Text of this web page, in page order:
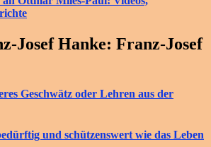
Josef Hanke: Franz-Josef
Geschwätz oder Lehren aus der
und schützenswert wie das Leben